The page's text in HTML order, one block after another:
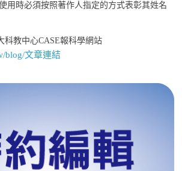
用時必須按照著作人指定的方式表彰其姓名
科教中心CASE報科學網站
blog/文章連結